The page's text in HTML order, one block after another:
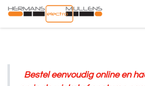
Overslaan naar inhoud
Bestel eenvoudig online en